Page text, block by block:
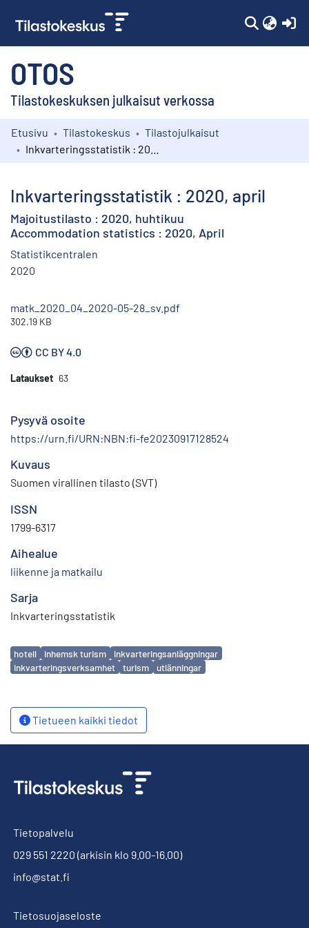
OTOS
Tilastokeskuksen julkaisut verkossa
Kokoelmat
Etusivu Tilastokeskus
Tilastojulkaisut
Inkvarteringsstatistik : 2020, april
Majoitustilasto : 2020, huhtikuu
Accommodation statistics : 2020, April
Statistikcentralen
2020
matk_2020_04_2020-05-28_sv.pdf
302.19 KB
CC BY 4.0
Lataukset 63
Pysyvä osoite
https://urn.fi/URN:NBN:fi-fe20230917128524
Kuvaus
Suomen virallinen tilasto (SVT)
ISSN
1799-6317
Aihealue
liikenne ja matkailu
Sarja
Inkvarteringsstatistik
Avainsanat
hotell inhemsk turism
inkvarteringsanläggningar
inkvarteringsverksamhet
turism utlänningar
Tietueen kaikki tiedot
Tietopalvelu
029 551 2220 (arkisin klo 9.00-16.00)
info@stat.fi
Tietosuojaseloste